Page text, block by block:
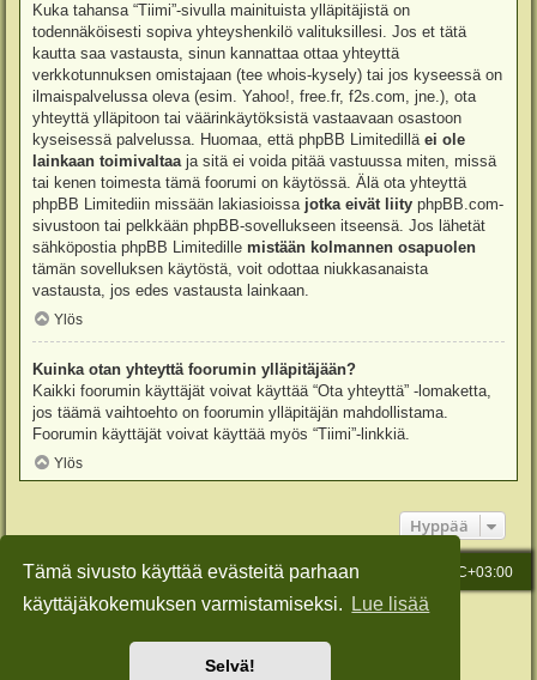
Tämä sivusto käyttää evästeitä parhaan
käyttäjäkokemuksen varmistamiseksi.
Lue lisää
Selvä!
Kuka tahansa “Tiimi”-sivulla mainituista ylläpitäjistä on
todennäköisesti sopiva yhteyshenkilö valituksillesi. Jos et tätä
kautta saa vastausta, sinun kannattaa ottaa yhteyttä
verkkotunnuksen omistajaan (tee whois-kysely) tai jos kyseessä on
ilmaispalvelussa oleva (esim. Yahoo!, free.fr, f2s.com, jne.), ota
yhteyttä ylläpitoon tai väärinkäytöksistä vastaavaan osastoon
kyseisessä palvelussa. Huomaa, että phpBB Limitedillä ei ole
lainkaan toimivaltaaja sitä ei voida pitää vastuussa miten, missä
tai kenen toimesta tämä foorumi on käytössä. Älä ota yhteyttä
phpBB Limitediin missään lakiasioissa jotka eivät liity phpBB.com-
sivustoon tai pelkkään phpBB-sovellukseen itseensä. Jos lähetät
sähköpostia phpBB Limitedille mistään kolmannen osapuolen
tämän sovelluksen käytöstä, voit odottaa niukkasanaista
vastausta, jos edes vastausta lainkaan.
Ylös
Kuinka otan yhteyttä foorumin ylläpitäjään?
Kaikki foorumin käyttäjät voivat käyttää “Ota yhteyttä” -lomaketta,
jos täämä vaihtoehto on foorumin ylläpitäjän mahdollistama.
Foorumin käyttäjät voivat käyttää myös “Tiimi”-linkkiä.
Ylös
Hyppää
Etusivu Kaikki ajat ovat UTC+03:00
Viesti Ylläpidolle
Keskustelufoorumin ohjelmistophpBB® Forum Software © phpBB Limited